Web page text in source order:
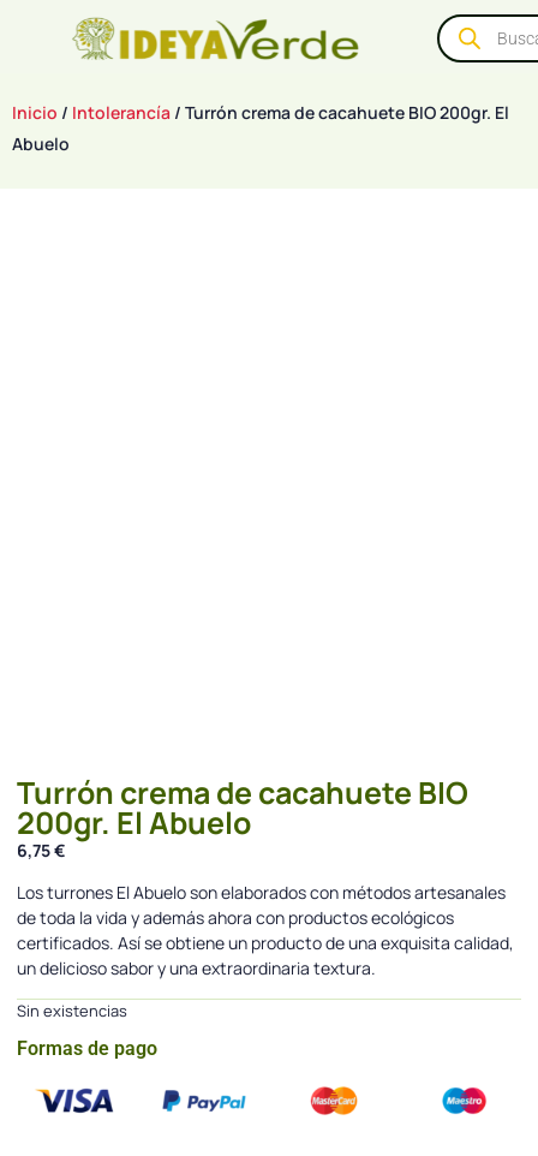
Inicio / Intolerancía / Turrón crema de cacahuete BIO 200gr. El
Abuelo
Turrón crema de cacahuete BIO
200gr. El Abuelo
6,75€
Los turrones El Abuelo son elaborados con métodos artesanales
de toda la vida y además ahora con productos ecológicos
certificados. Así se obtiene un producto de una exquisita calidad,
un delicioso sabor y una extraordinaria textura.
Sin existencias
Formas de pago